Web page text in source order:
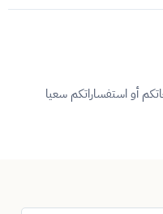
أو استفساراتكم سعيا